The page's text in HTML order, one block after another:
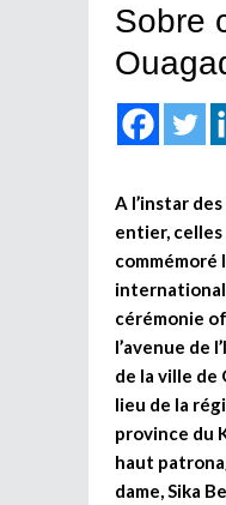
Sobre
A l’instar
entier, celles
commémoré
cérémonie
l’avenue de
de la ville de
lieu de la
province du
haut
dame, Sika